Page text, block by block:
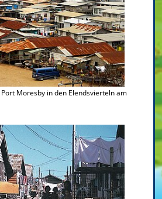
Moresby in den Elendsvierteln am